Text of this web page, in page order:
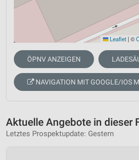
Leaflet | ©
ÖPNV ANZEIGEN
NAVIGATION MIT GOOGLE/IOS
Aktuelle Angebote in dieser
Letztes Prospektupdate: Gestern